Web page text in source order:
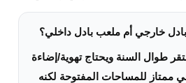
طوال السنة ويحتاج تهوية/إضاءة
ممتاز للمساحات المفتوحة لكنه